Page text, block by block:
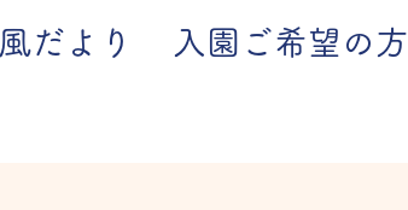
風だより 入園ご希望の方